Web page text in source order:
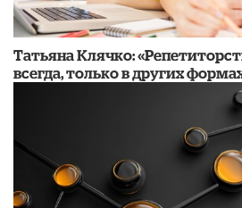
​Татьяна Клячко:
всегда, только в других